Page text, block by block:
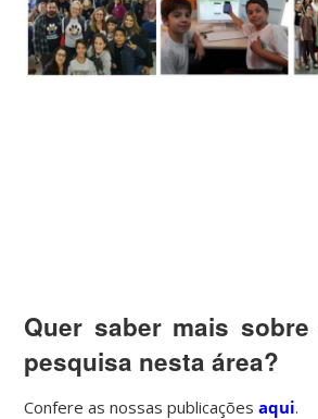
Quer saber mais
pesquisa nesta área?
Confere as nossas publicaçõesaqui.